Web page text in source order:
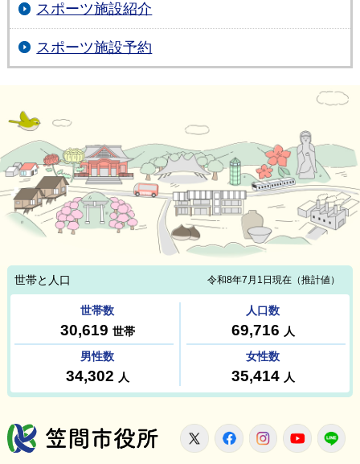
スポーツ施設紹介
スポーツ施設予約
笠間市役所
X FacebookInstagram